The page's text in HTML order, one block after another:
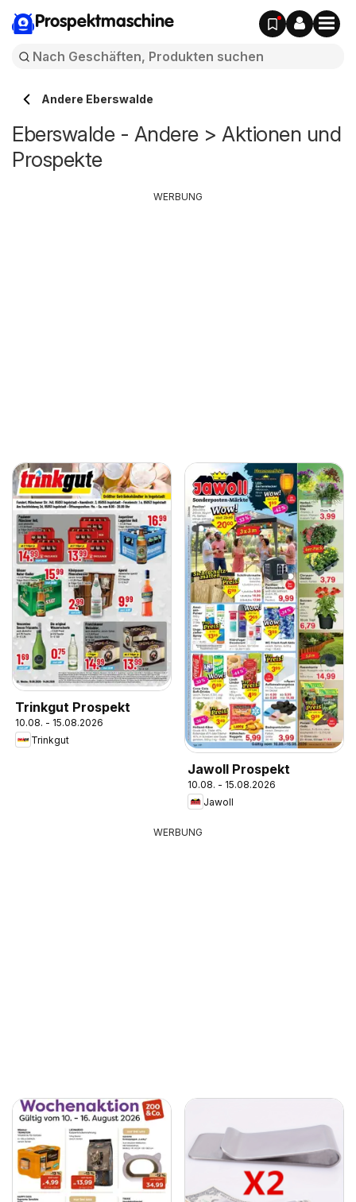
Prospektmaschine
Andere Eberswalde
Eberswalde - Andere > Aktionen und
Prospekte
Trinkgut Prospekt
10.08. - 15.08.2026
Trinkgut
Jawoll Prospekt
10.08. - 15.08.2026
Jawoll
WERBUNG
WERBUNG